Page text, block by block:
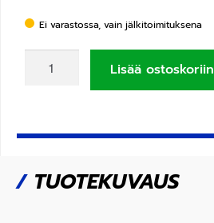
Ei varastossa, vain jälkitoimituksena
Lisää ostoskoriin
/TUOTEKUVAUS